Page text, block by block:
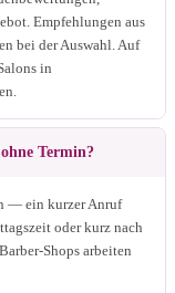
Empfehlungen aus
bei der Auswahl. Auf
in
Termin?
— ein kurzer Anruf
oder kurz nach
Shops arbeiten